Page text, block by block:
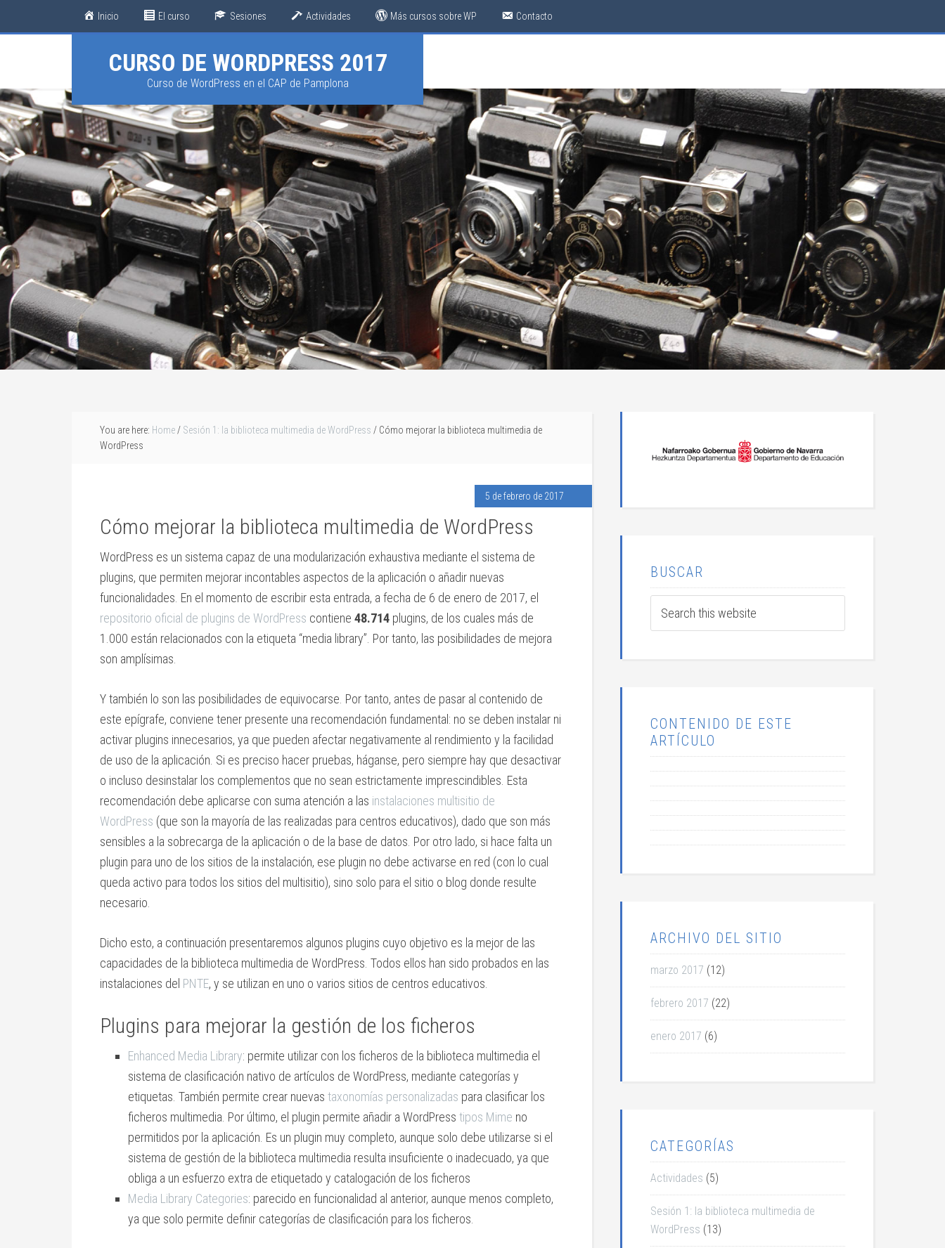
Inicio El curso Sesiones Actividades Más cursos sobre WP Contacto
CURSO DE WORDPRESS 2017
Curso de WordPress en el CAP de Pamplona
You are here: Home / Sesión 1: la biblioteca multimedia de WordPress / Cómo mejorar la biblioteca multimedia de
WordPress
5 de febrero de 2017
Cómo mejorar la biblioteca multimedia de WordPress
WordPress es un sistema capaz de una modularización exhaustiva mediante el sistema de
plugins, que permiten mejorar incontables aspectos de la aplicación o añadir nuevas
funcionalidades. En el momento de escribir esta entrada, a fecha de 6 de enero de 2017, el
repositorio oficial de plugins de WordPress contiene 48.714 plugins, de los cuales más de
1.000 están relacionados con la etiqueta “media library”. Por tanto, las posibilidades de mejora
son amplísimas.
Y también lo son las posibilidades de equivocarse. Por tanto, antes de pasar al contenido de
este epígrafe, conviene tener presente una recomendación fundamental: no se deben instalar ni
activar plugins innecesarios, ya que pueden afectar negativamente al rendimiento y la facilidad
de uso de la aplicación. Si es preciso hacer pruebas, háganse, pero siempre hay que desactivar
o incluso desinstalar los complementos que no sean estrictamente imprescindibles. Esta
recomendación debe aplicarse con suma atención a las instalaciones multisitio de
WordPress (que son la mayoría de las realizadas para centros educativos), dado que son más
sensibles a la sobrecarga de la aplicación o de la base de datos. Por otro lado, si hace falta un
plugin para uno de los sitios de la instalación, ese plugin no debe activarse en red (con lo cual
queda activo para todos los sitios del multisitio), sino solo para el sitio o blog donde resulte
necesario.
Dicho esto, a continuación presentaremos algunos plugins cuyo objetivo es la mejor de las
capacidades de la biblioteca multimedia de WordPress. Todos ellos han sido probados en las
instalaciones del PNTE, y se utilizan en uno o varios sitios de centros educativos.
Plugins para mejorar la gestión de los ficheros
Enhanced Media Library: permite utilizar con los ficheros de la biblioteca multimedia el
sistema de clasificación nativo de artículos de WordPress, mediante categorías y
etiquetas. También permite crear nuevas taxonomías personalizadas para clasificar los
ficheros multimedia. Por último, el plugin permite añadir a WordPress tipos Mime no
permitidos por la aplicación. Es un plugin muy completo, aunque solo debe utilizarse si el
sistema de gestión de la biblioteca multimedia resulta insuficiente o inadecuado, ya que
obliga a un esfuerzo extra de etiquetado y catalogación de los ficheros
Media Library Categories: parecido en funcionalidad al anterior, aunque menos completo,
ya que solo permite definir categorías de clasificación para los ficheros.
BUSCAR
CONTENIDO DE ESTE
ARTÍCULO
ARCHIVO DEL SITIO
marzo 2017 (12)
febrero 2017 (22)
enero 2017 (6)
CATEGORÍAS
Actividades (5)
Sesión 1: la biblioteca multimedia de
WordPress (13)